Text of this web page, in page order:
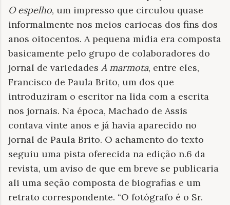
O espelho, um impresso que circulou quase
informalmente nos meios cariocas dos fins dos
anos oitocentos. A pequena mídia era composta
basicamente pelo grupo de colaboradores do
jornal de variedades A marmota, entre eles,
Francisco de Paula Brito, um dos que
introduziram o escritor na lida com a escrita
nos jornais. Na época, Machado de Assis
contava vinte anos e já havia aparecido no
jornal de Paula Brito. O achamento do texto
seguiu uma pista oferecida na edição n.6 da
revista, um aviso de que em breve se publicaria
ali uma seção composta de biografias e um
retrato correspondente. “O fotógrafo é o Sr.